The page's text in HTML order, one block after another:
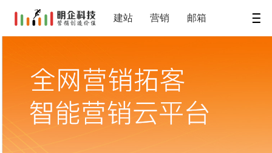
建站 营销 邮箱